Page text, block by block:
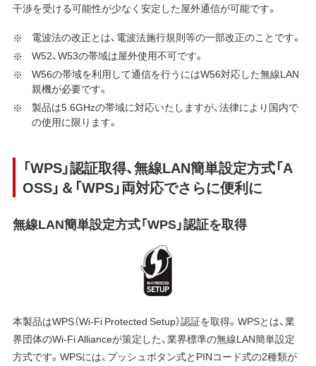
干渉を受ける可能性が少なく安定した屋外通信が可能です。
電波法の改正とは、電波法施行規則等の一部改正のことです。
W52、W53の帯域は屋外使用不可です。
W56の帯域を利用して通信を行うにはW56対応した無線LAN
親機が必要です。
製品は5.6GHzの帯域に対応いたしますが、法律により国内で
の使用に限ります。
「WPS」認証取得、無線LAN簡単設定方式「A
OSS」＆「WPS」両対応でさらに便利に
無線LAN簡単設定方式「WPS」認証を取得
本製品はWPS（Wi-Fi Protected Setup）認証を取得。WPSとは、業
界団体のWi-Fi Allianceが策定した、業界標準の無線LAN簡単設定
方式です。WPSには、プッシュボタン式とPINコード式の2種類が